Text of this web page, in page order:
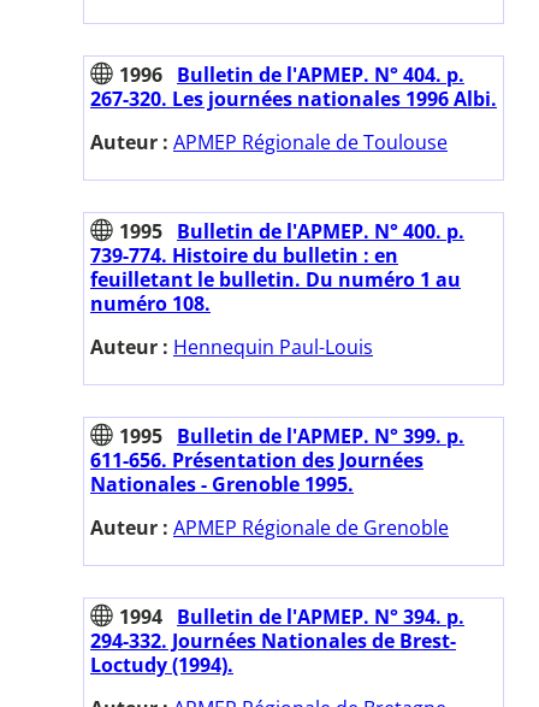
1996 Bulletin de l'APMEP. N° 404. p.
267-320. Les journées nationales 1996 Albi.
Auteur : APMEP Régionale de Toulouse
1995 Bulletin de l'APMEP. N° 400. p.
739-774. Histoire du bulletin : en
feuilletant le bulletin. Du numéro 1 au
numéro 108.
Auteur : Hennequin Paul-Louis
1995 Bulletin de l'APMEP. N° 399. p.
611-656. Présentation des Journées
Nationales - Grenoble 1995.
Auteur : APMEP Régionale de Grenoble
1994 Bulletin de l'APMEP. N° 394. p.
294-332. Journées Nationales de Brest-
Loctudy (1994).